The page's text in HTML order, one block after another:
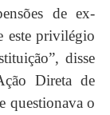
de ex-
este privilégio
disse
Direta de
questionava o